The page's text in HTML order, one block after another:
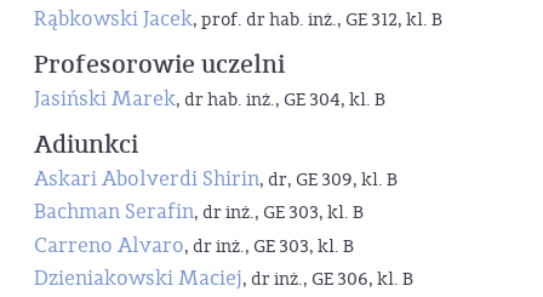
Rąbkowski Jacek, prof. dr hab. inż., GE 312, kl. B
Profesorowie uczelni
Jasiński Marek, dr hab. inż., GE 304, kl. B
Adiunkci
Askari Abolverdi Shirin, dr, GE 309, kl. B
Bachman Serafin, dr inż., GE 303, kl. B
Carreno Alvaro, dr inż., GE 303, kl. B
Dzieniakowski Maciej, dr inż., GE 306, kl. B